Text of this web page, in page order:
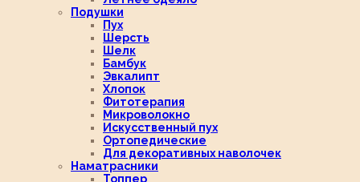
Подушки
Пух
Шерсть
Шелк
Бамбук
Эвкалипт
Хлопок
Фитотерапия
Микроволокно
Искусственный пух
Ортопедические
Для декоративных наволочек
Наматрасники
Топпер